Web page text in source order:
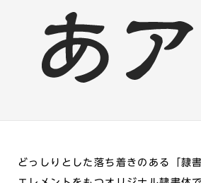
どっしりとした落ち着きのある「隷